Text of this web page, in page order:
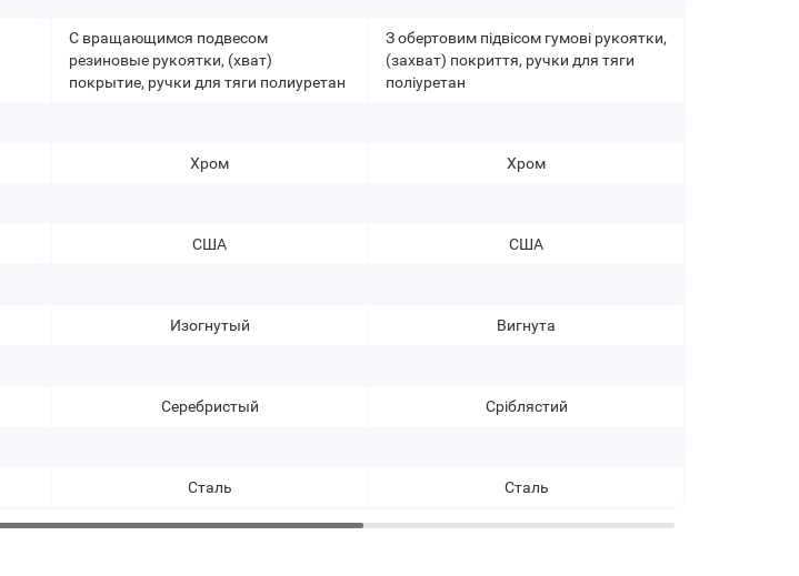
С вращающимся подвесом
резиновые рукоятки, (хват)
покрытие, ручки для тяги полиуретан
Хром
США
Изогнутый
Серебристый
Сталь
З обертовим підвісом гумові рукоятки,
(захват) покриття, ручки для тяги
поліуретан
Хром
США
Вигнута
Сріблястий
Сталь